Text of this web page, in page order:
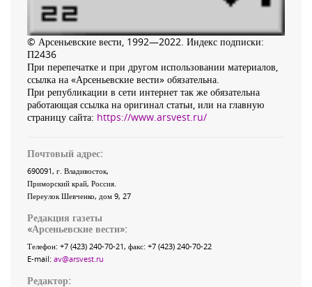
© Арсеньевские вести, 1992—2022. Индекс подписки:
П2436
При перепечатке и при другом использовании материалов,
ссылка на «Арсеньевские вести» обязательна.
При републикации в сети интернет так же обязательна
работающая ссылка на оригинал статьи, или на главную
страницу сайта: https://www.arsvest.ru/
Почтовый адрес:
690091, г. Владивосток,
Приморский край, Россия
Переулок Шевченко, дом 9, 27
Редакция газеты
«Арсеньевские вести»:
Телефон: +7 (423) 240-70-21, факс: +7 (423) 240-70-22
E-mail: av@arsvest.ru
Редактор: